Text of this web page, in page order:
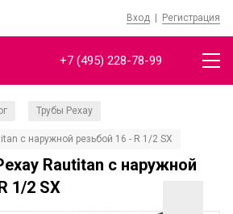
Вход | Регистрация
+7 (495) 228-78-99
Трубы Рехау
с наружной резьбой 16 - R 1/2 SX
Rautitan с наружной
1/2 SX